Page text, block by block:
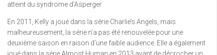
atteint du syndrome d’Asperger.
En 2011, Kelly a joué dans la série Charlie’s Angels, mais
malheureusement, la série n’a pas été renouvelée pour une
deuxième saison en raison d’une faible audience. Elle a également